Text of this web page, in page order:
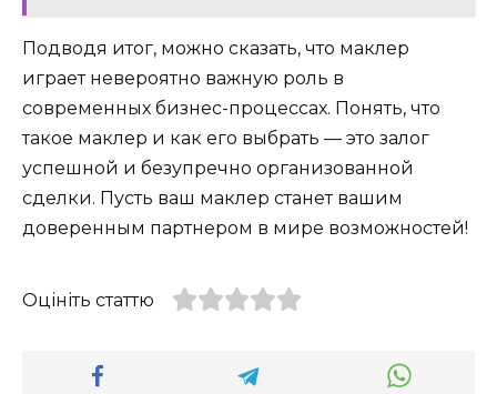
Подводя итог, можно сказать, что маклер
играет невероятно важную роль в
современных бизнес-процессах. Понять, что
такое маклер и как его выбрать — это залог
успешной и безупречно организованной
сделки. Пусть ваш маклер станет вашим
доверенным партнером в мире возможностей!
Оцініть статтю